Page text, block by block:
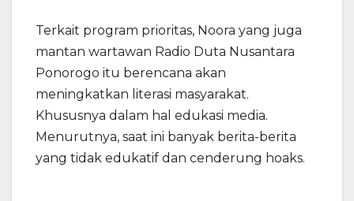
Terkait program prioritas, Noora yang juga
mantan wartawan Radio Duta Nusantara
Ponorogo itu berencana akan
meningkatkan literasi masyarakat.
Khususnya dalam hal edukasi media.
Menurutnya, saat ini banyak berita-berita
yang tidak edukatif dan cenderung hoaks.